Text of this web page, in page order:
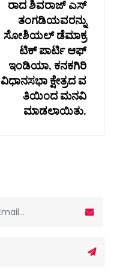
ರಾದ ಶಿವರಾಜ್ ಎಸ್
ತಂಗಡಿಯವರನ್ನು
ಸೋಶಿಯಲ್ ಡೆಮಾಕ್ರ
ಟಿಕ್ ಪಾರ್ಟಿ ಆಫ್
ಇಂಡಿಯಾ, ಕನಕಗಿರಿ
ವಿಧಾನಸಭಾ ಕ್ಷೇತ್ರದ ವ
ತಿಯಿಂದ ಮನವಿ
ಮಾಡಲಾಯಿತು.